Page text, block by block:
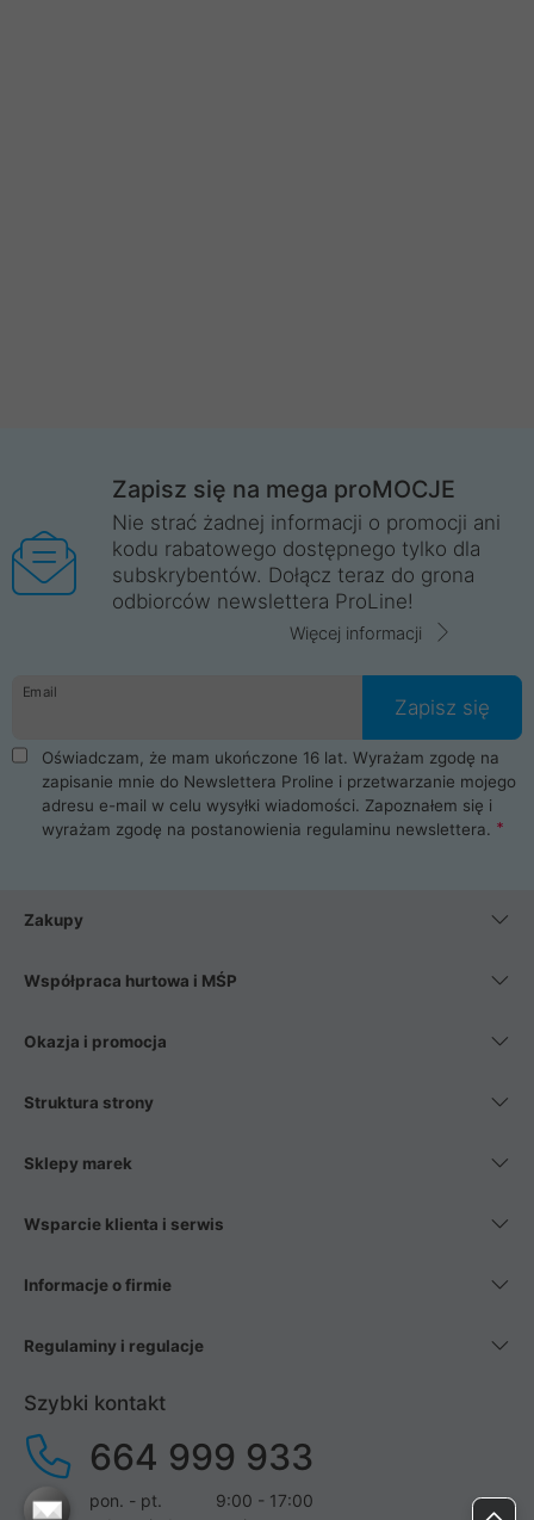
Zapisz się na mega proMOCJE
Nie strać żadnej informacji o promocji ani
kodu rabatowego dostępnego tylko dla
subskrybentów. Dołącz teraz do grona
odbiorców newslettera ProLine!
Więcej informacji
Email
Zapisz się
Oświadczam, że mam ukończone 16 lat. Wyrażam zgodę na
zapisanie mnie do Newslettera Proline i przetwarzanie mojego
adresu e-mail w celu wysyłki wiadomości. Zapoznałem się i
wyrażam zgodę na postanowienia regulaminu newslettera.
Zakupy
Współpraca hurtowa i MŚP
Okazja i promocja
Struktura strony
Sklepy marek
Wsparcie klienta i serwis
Informacje o firmie
Regulaminy i regulacje
Szybki kontakt
664 999 933
pon. - pt.
9:00 - 17:00